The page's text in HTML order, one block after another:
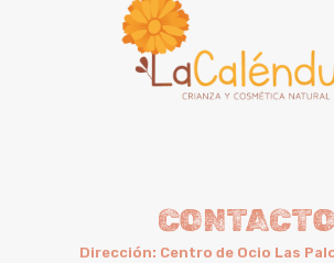
CONTACTO
Dirección: Centro de Ocio Las